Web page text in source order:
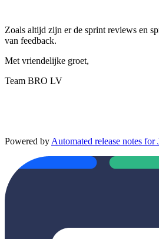
Zoals altijd zijn er de sprint reviews en
van feedback.
Met vriendelijke groet,
Team BRO LV
Powered by Automated release notes for